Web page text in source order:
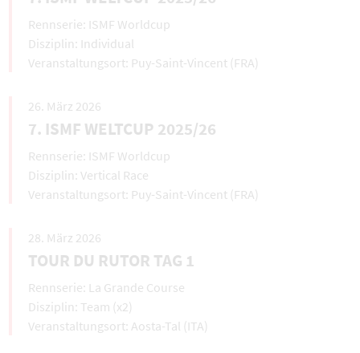
ISMF Worldcup
Individual
Puy-Saint-Vincent (FRA)
26. März 2026
7. ISMF WELTCUP 2025/26
ISMF Worldcup
Vertical Race
Puy-Saint-Vincent (FRA)
28. März 2026
TOUR DU RUTOR TAG 1
La Grande Course
Team (x2)
Aosta-Tal (ITA)